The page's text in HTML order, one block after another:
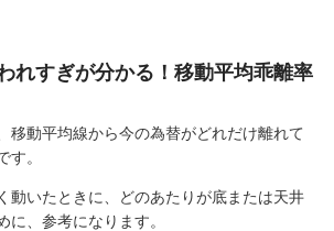
れすぎが分かる！移動平均乖離率
移動平均線から今の為替がどれだけ離れて
す。
動いたときに、どのあたりが底または天井
に、参考になります。